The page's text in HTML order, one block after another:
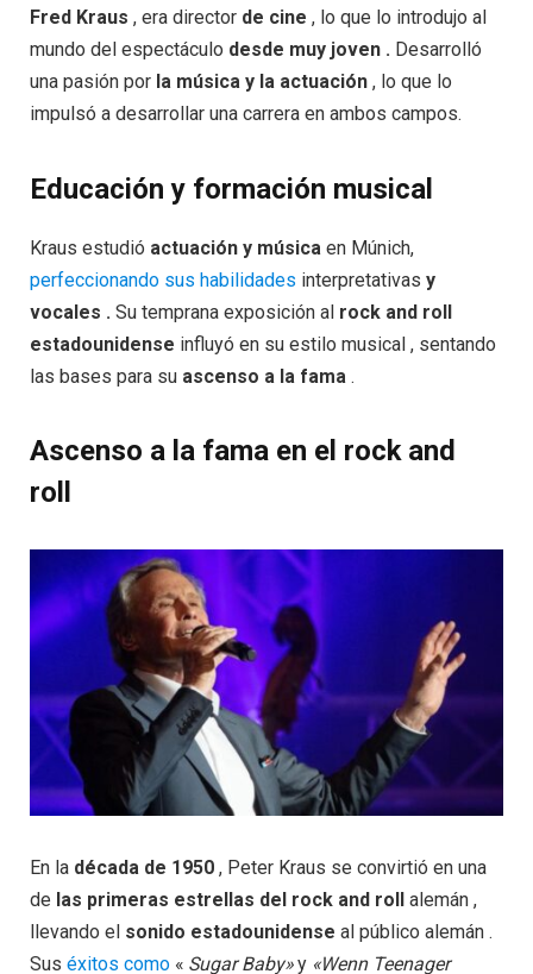
Fred Kraus , era director de cine , lo que lo introdujo al
mundo del espectáculo desde muy joven . Desarrolló
una pasión por la música y la actuación , lo que lo
impulsó a desarrollar una carrera en ambos campos.
Educación y formación musical
Kraus estudió actuación y música en Múnich,
perfeccionando sus habilidades interpretativas y
vocales . Su temprana exposición al rock and roll
estadounidense influyó en su estilo musical , sentando
las bases para su ascenso a la fama .
Ascenso a la fama en el rock and
roll
En la década de 1950 , Peter Kraus se convirtió en una
de las primeras estrellas del rock and roll
alemán ,
llevando el sonido estadounidense al público alemán .
Sus éxitos como « Sugar Baby»y «Wenn Teenager